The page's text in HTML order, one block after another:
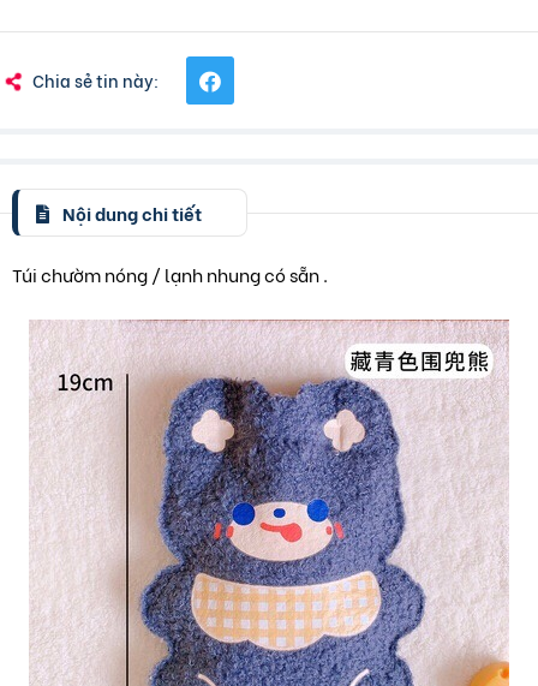
Chia sẻ tin này:
Nội dung chi tiết
Túi chườm nóng / lạnh nhung có sẵn .